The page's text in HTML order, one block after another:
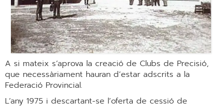
A si mateix s’aprova la creació de Clubs de Precisió,
que necessàriament hauran d’estar adscrits a la
Federació Provincial.
L’any 1975 i descartant-se l’oferta de cessió de